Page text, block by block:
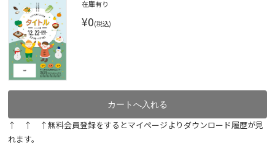
在庫有り
¥0(税込)
↑ ↑ ↑無料会員登録をするとマイページよりダウンロード履歴が見
れます。